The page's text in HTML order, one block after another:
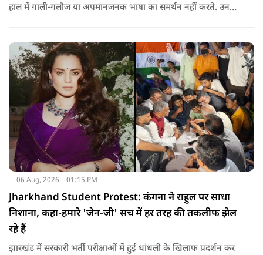
हाल में गाली-गलौज या अपमानजनक भाषा का समर्थन नहीं करते. उनका
06 Aug, 2026 01:15 PM
Jharkhand Student Protest: कंगना ने राहुल पर साधा
निशाना, कहा-हमारे 'जेन-जी' सच में हर तरह की तकलीफ झेल
रहे हैं
झारखंड में सरकारी भर्ती परीक्षाओं में हुई धांधली के खिलाफ प्रदर्शन कर